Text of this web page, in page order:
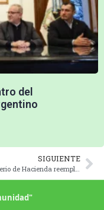
del
SIGUIENTE
El Ministerio de Hacienda reemplazará el papel